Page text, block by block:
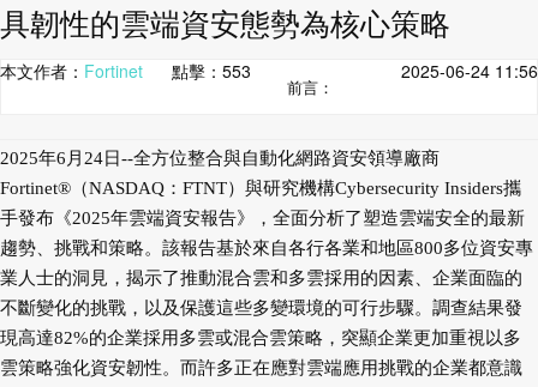
具韌性的雲端資安態勢為核心策略
本文作者： Fortinet 點擊： 553 2025-06-24 11:56
前言：
2025年6月24日--全方位整合與自動化網路資安領導廠商
Fortinet®（NASDAQ：FTNT）與研究機構Cybersecurity Insiders攜
手發布《2025年雲端資安報告》，全面分析了塑造雲端安全的最新
趨勢、挑戰和策略。該報告基於來自各行各業和地區800多位資安專
業人士的洞見，揭示了推動混合雲和多雲採用的因素、企業面臨的
不斷變化的挑戰，以及保護這些多變環境的可行步驟。調查結果發
現高達82%的企業採用多雲或混合雲策略，突顯企業更加重視以多
雲策略強化資安韌性。而許多正在應對雲端應用挑戰的企業都意識